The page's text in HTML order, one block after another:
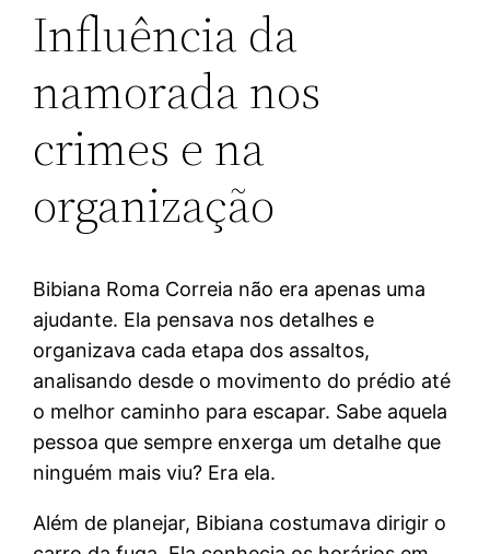
Influência da
namorada nos
crimes e na
organização
Bibiana Roma Correia não era apenas uma
ajudante. Ela pensava nos detalhes e
organizava cada etapa dos assaltos,
analisando desde o movimento do prédio até
o melhor caminho para escapar. Sabe aquela
pessoa que sempre enxerga um detalhe que
ninguém mais viu? Era ela.
Além de planejar, Bibiana costumava dirigir o